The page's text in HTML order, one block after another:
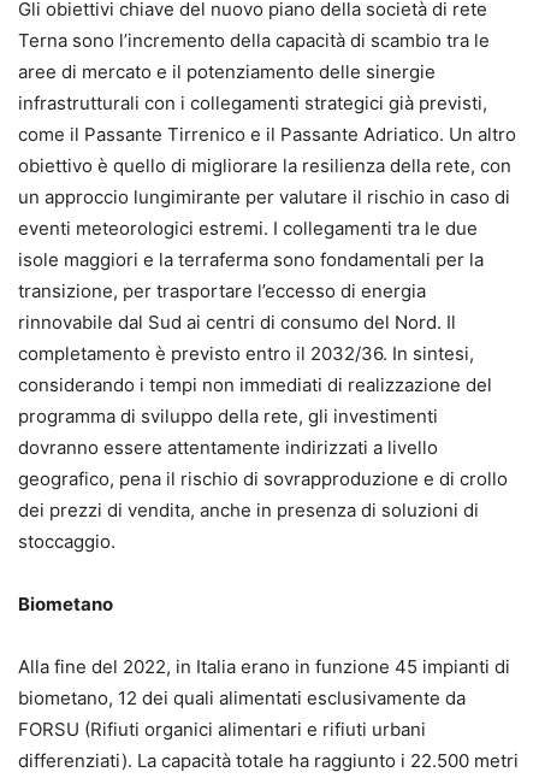
Gli obiettivi chiave del nuovo piano della società di rete
Terna sono l’incremento della capacità di scambio tra le
aree di mercato e il potenziamento delle sinergie
infrastrutturali con i collegamenti strategici già previsti,
come il Passante Tirrenico e il Passante Adriatico. Un altro
obiettivo è quello di migliorare la resilienza della rete, con
un approccio lungimirante per valutare il rischio in caso di
eventi meteorologici estremi. I collegamenti tra le due
isole maggiori e la terraferma sono fondamentali per la
transizione, per trasportare l’eccesso di energia
rinnovabile dal Sud ai centri di consumo del Nord. Il
completamento è previsto entro il 2032/36. In sintesi,
considerando i tempi non immediati di realizzazione del
programma di sviluppo della rete, gli investimenti
dovranno essere attentamente indirizzati a livello
geografico, pena il rischio di sovrapproduzione e di crollo
dei prezzi di vendita, anche in presenza di soluzioni di
stoccaggio.
Biometano
Alla fine del 2022, in Italia erano in funzione 45 impianti di
biometano, 12 dei quali alimentati esclusivamente da
FORSU (Rifiuti organici alimentari e rifiuti urbani
differenziati). La capacità totale ha raggiunto i 22.500 metri